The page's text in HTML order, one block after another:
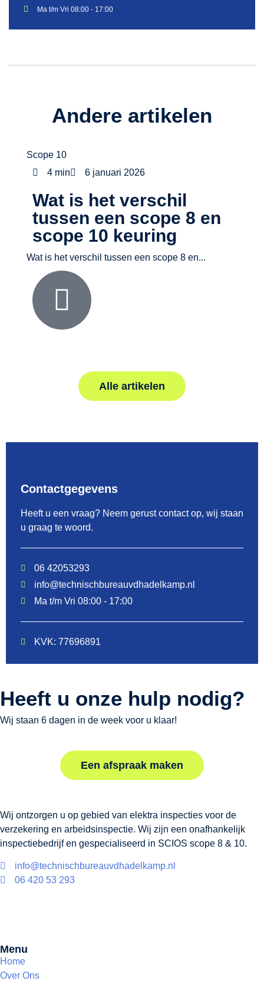
Ma t/m Vri 08:00 - 17:00
Andere artikelen
Scope 10
4 min
6 januari 2026
Wat is het verschil
tussen een scope 8 en
scope 10 keuring
Wat is het verschil tussen een scope 8 en...
Alle artikelen
Contactgegevens
Heeft u een vraag? Neem gerust contact op, wij staan
u graag te woord.
06 42053293
info@technischbureauvdhadelkamp.nl
Ma t/m Vri 08:00 - 17:00
KVK: 77696891
Heeft u onze hulp nodig?
Wij staan 6 dagen in de week voor u klaar!
Een afspraak maken
Wij ontzorgen u op gebied van elektra inspecties voor de
verzekering en arbeidsinspectie. Wij zijn een onafhankelijk
inspectiebedrijf en gespecialiseerd in SCIOS scope 8 & 10.
info@technischbureauvdhadelkamp.nl
06 420 53 293
Menu
Home
Over Ons